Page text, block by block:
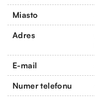
Miasto
Adres
E-mail
Numer telefonu